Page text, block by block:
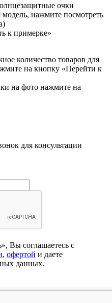
очки
нажмите посмотреть
к примерке»
количество товаров для
на кнопку «Перейти к
на фото нажмите на
для консультации
Вы соглашаетесь с
, офертой и даете
данных.